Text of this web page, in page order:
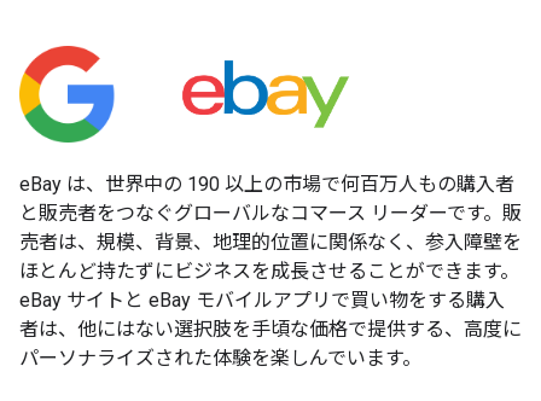
eBay は、世界中の 190 以上の市場で何百万人もの購入者
と販売者をつなぐグローバルなコマース リーダーです。販
売者は、規模、背景、地理的位置に関係なく、参入障壁を
ほとんど持たずにビジネスを成長させることができます。
eBay サイトと eBay モバイルアプリで買い物をする購入
者は、他にはない選択肢を手頃な価格で提供する、高度に
パーソナライズされた体験を楽しんでいます。